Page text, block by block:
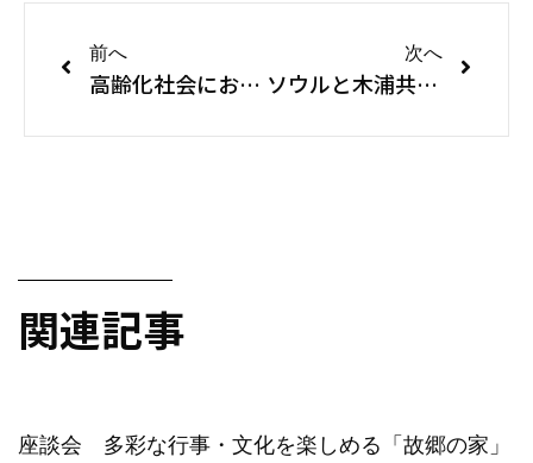
前へ
高齢化社会における教会の役割とは／第２回日韓親善キリスト教コンベンション
次へ
ソウルと木浦共生園訪問の旅
関連記事
座談会 多彩な行事・文化を楽しめる「故郷の家」